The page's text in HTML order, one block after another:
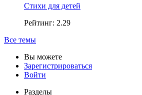
Стихи для детей
Рейтинг: 2.29
Все темы
Вы можете
Зарегистрироваться
Войти
Разделы